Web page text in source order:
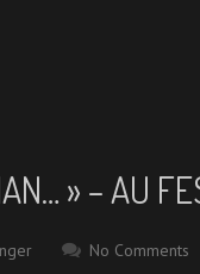
» – AU
No Comments